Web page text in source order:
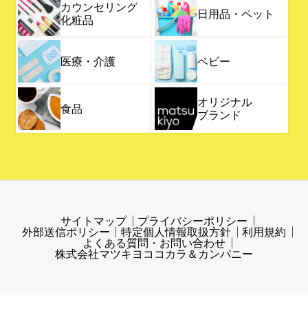
カウンセリング
化粧品
日用品・ペット
医療・介護 ベビー
食品
オリジナル
ブランド
サイトマップ
プライバシーポリシー
外部送信ポリシー
特定個人情報取扱方針
利用規約
よくある質問・お問い合わせ
株式会社マツキヨココカラ＆カンパニー